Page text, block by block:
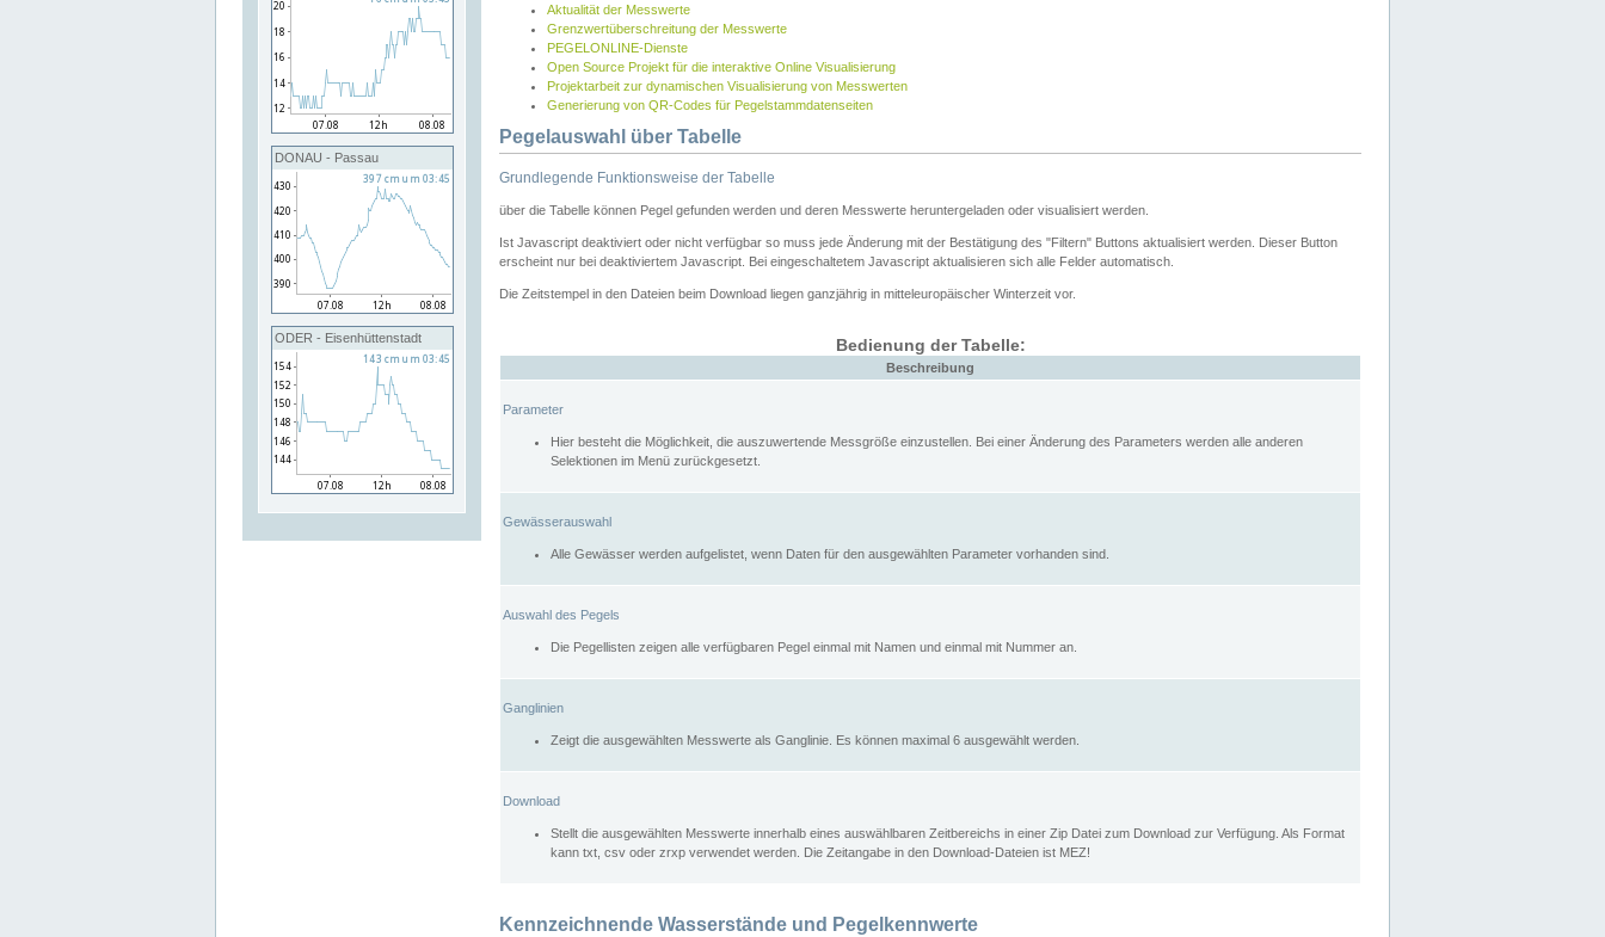
DONAU - Passau
ODER - Eisenhüttenstadt
Aktualität der Messwerte
Grenzwertüberschreitung der Messwerte
PEGELONLINE-Dienste
Open Source Projekt für die interaktive Online Visualisierung
Projektarbeit zur dynamischen Visualisierung von Messwerten
Generierung von QR-Codes für Pegelstammdatenseiten
Pegelauswahl über Tabelle
Grundlegende Funktionsweise der Tabelle
über die Tabelle können Pegel gefunden werden und deren Messwerte heruntergeladen oder visualisiert werden.
Ist Javascript deaktiviert oder nicht verfügbar so muss jede Änderung mit der Bestätigung des "Filtern" Buttons aktualisiert werden. Dieser Button
erscheint nur bei deaktiviertem Javascript. Bei eingeschaltetem Javascript aktualisieren sich alle Felder automatisch.
Die Zeitstempel in den Dateien beim Download liegen ganzjährig in mitteleuropäischer Winterzeit vor.
Bedienung der Tabelle:
Beschreibung
Parameter
Hier besteht die Möglichkeit, die auszuwertende Messgröße einzustellen. Bei einer Änderung des Parameters werden alle anderen
Selektionen im Menü zurückgesetzt.
Gewässerauswahl
Alle Gewässer werden aufgelistet, wenn Daten für den ausgewählten Parameter vorhanden sind.
Auswahl des Pegels
Die Pegellisten zeigen alle verfügbaren Pegel einmal mit Namen und einmal mit Nummer an.
Ganglinien
Zeigt die ausgewählten Messwerte als Ganglinie. Es können maximal 6 ausgewählt werden.
Download
Stellt die ausgewählten Messwerte innerhalb eines auswählbaren Zeitbereichs in einer Zip Datei zum Download zur Verfügung. Als Format
kann txt, csv oder zrxp verwendet werden. Die Zeitangabe in den Download-Dateien ist MEZ!
Kennzeichnende Wasserstände und Pegelkennwerte